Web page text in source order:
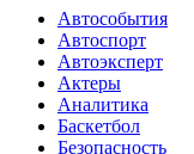
Автособытия
Автоспорт
Автоэксперт
Актеры
Аналитика
Баскетбол
Безопасность